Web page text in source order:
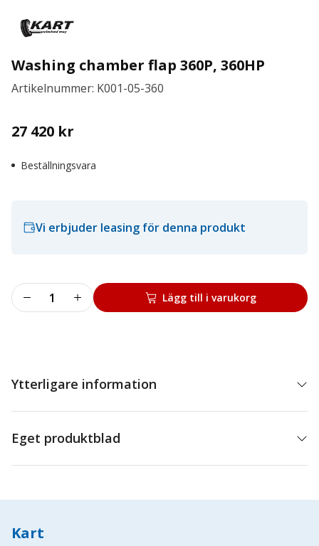
Washing chamber flap 360P, 360HP
Artikelnummer: K001-05-360
27 420 kr
Beställningsvara
Vi erbjuder leasing för denna produkt
Washing
chamber
mängd
Lägg till i varukorg
Ytterligare information
Eget produktblad
Kart